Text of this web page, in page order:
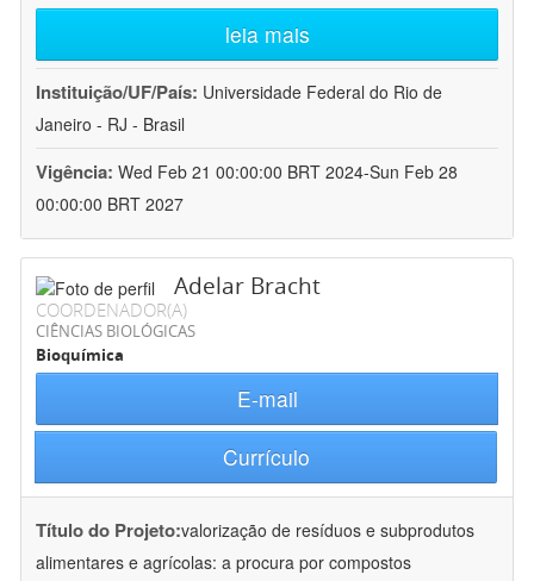
leia mais
Instituição/UF/País: Universidade Federal do Rio de
Janeiro - RJ - Brasil
Vigência: Wed Feb 21 00:00:00 BRT 2024-Sun Feb 28
00:00:00 BRT 2027
Adelar Bracht
COORDENADOR(A)
CIÊNCIAS BIOLÓGICAS
Bioquímica
E-mail
Currículo
Título do Projeto:valorização de resíduos e subprodutos
alimentares e agrícolas: a procura por compostos